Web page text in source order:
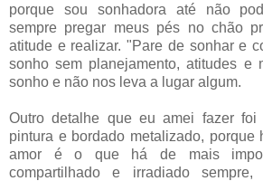
porque sou sonhadora até não
sempre pregar meus pés no chão
atitude e realizar. "Pare de sonhar e
sonho sem planejamento, atitudes e
sonho e não nos leva a lugar algum.
Outro detalhe que eu amei fazer foi
pintura e bordado metalizado, porque
amor é o que há de mais
compartilhado e irradiado sempre,